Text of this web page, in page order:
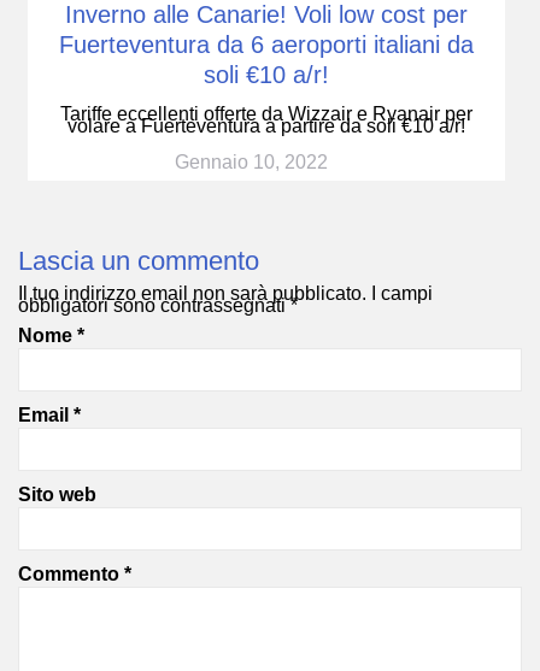
Inverno alle Canarie! Voli low cost per
Fuerteventura da 6 aeroporti italiani da
soli €10 a/r!
Tariffe eccellenti offerte da Wizzair e Ryanair per
volare a Fuerteventura a partire da soli €10 a/r!
Gennaio 10, 2022
Lascia un commento
Il tuo indirizzo email non sarà pubblicato. I campi
obbligatori sono contrassegnati*
Nome *
Email *
Sito web
Commento *